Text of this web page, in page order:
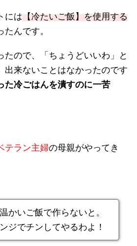
には【冷たいご飯】を使用する
んです。
たので、「ちょうどいいわ」と
出来ないことはなかったのです
た冷ごはんを潰すのに一苦
テラン主婦の母親がやってき
かいご飯で作らないと。
ジでチンしてやるわよ！